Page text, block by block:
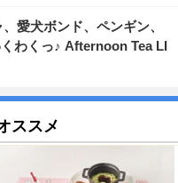
愛犬ボンド、ペンギン、
わくっ♪ Afternoon Tea LI
ススメ